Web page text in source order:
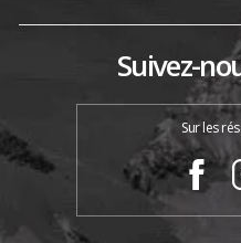
Suivez-
Sur les